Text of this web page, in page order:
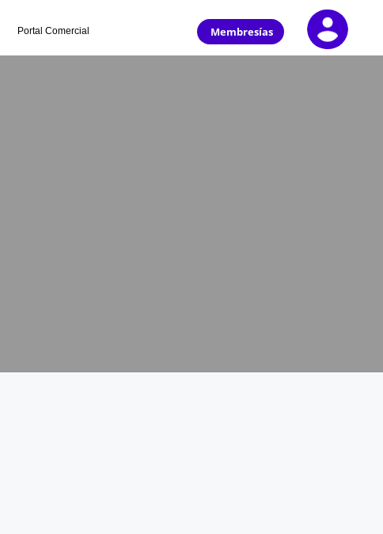
Portal Comercial Membresías